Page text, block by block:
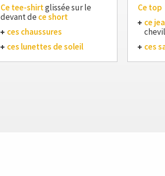
Ce tee-shirtglissée sur le
devant dece short
ces chaussures
ces lunettes de soleil
Ce top
ce
ces